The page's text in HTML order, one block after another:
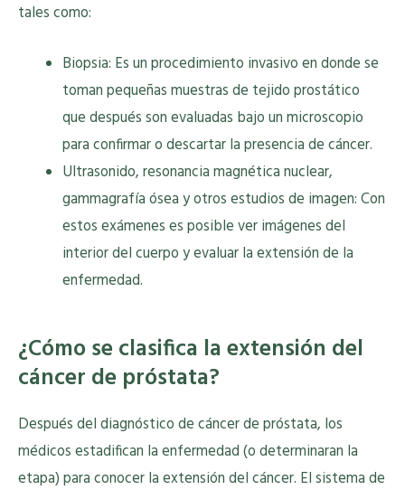
tales como:
Biopsia: Es un procedimiento invasivo en donde se
toman pequeñas muestras de tejido prostático
que después son evaluadas bajo un microscopio
para confirmar o descartar la presencia de cáncer.
Ultrasonido, resonancia magnética nuclear,
gammagrafía ósea y otros estudios de imagen: Con
estos exámenes es posible ver imágenes del
interior del cuerpo y evaluar la extensión de la
enfermedad.
¿Cómo se clasifica la extensión del
cáncer de próstata?
Después del diagnóstico de cáncer de próstata, los
médicos estadifican la enfermedad (o determinaran la
etapa) para conocer la extensión del cáncer. El sistema de